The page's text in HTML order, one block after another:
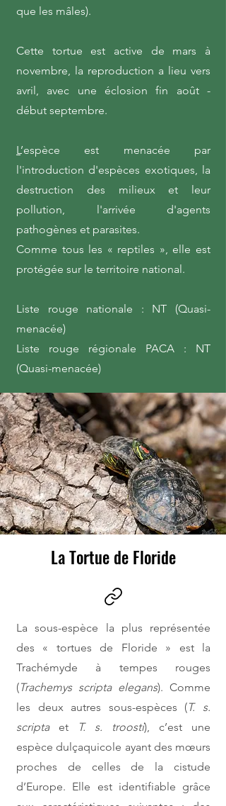
que les mâles).
Cette tortue est active de mars à
novembre, la reproduction a lieu vers
avril, avec une éclosion fin août -
début septembre.
L’espèce est menacée par
l'introduction d'espèces exotiques, la
destruction des milieux et leur
pollution, l'arrivée d'agents
pathogènes et parasites.
Comme tous les « reptiles », elle est
protégée sur le territoire national.
Liste rouge nationale : NT (Quasi-
menacée)
Liste rouge régionale PACA : NT
(Quasi-menacée)
La Tortue de Floride
La sous-espèce la plus représentée
des « tortues de Floride » est la
Trachémyde à tempes rouges
(Trachemys scripta elegans). Comme
les deux autres sous-espèces (T. s.
scripta et T. s. troosti), c’est une
espèce dulçaquicole ayant des mœurs
proches de celles de la cistude
d’Europe. Elle est identifiable grâce